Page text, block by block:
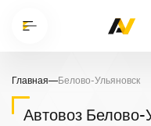
Главная—Белово-Ульяновск
Автовоз